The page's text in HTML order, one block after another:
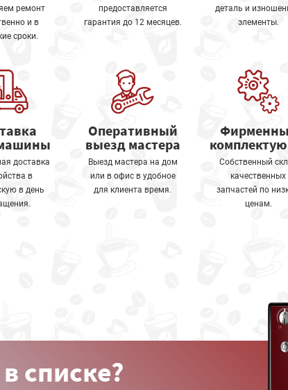
ремонт
и в
сроки.
предоставляется
гарантия до 12 месяцев.
деталь и
элементы.
доставка
в
в день
Оперативный
выезд мастера
Выезд мастера на дом
или в офис в удобное
для клиента время.
Собственный
качественных
запчастей по
ценам.
списке?